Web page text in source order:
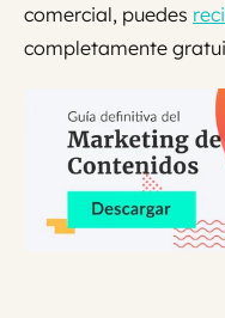
comercial, puedes
completamente